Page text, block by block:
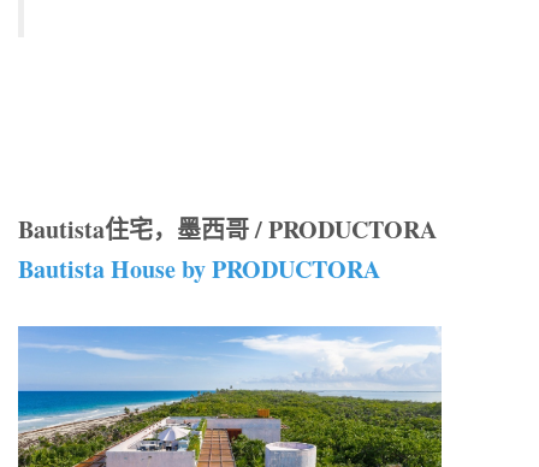
Bautista住宅，墨西哥 / PRODUCTORA
Bautista House by PRODUCTORA